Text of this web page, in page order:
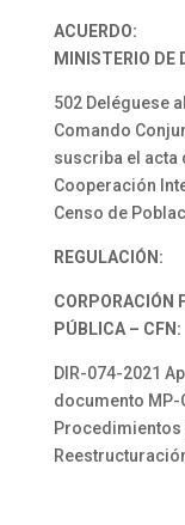
ACUERDO:
MINISTERIO DE
502 Deléguese
Comando
suscriba el acta
Cooperación
Censo de
REGULACIÓN:
CORPORACIÓN
PÚBLICA – CFN:
DIR-074-2021
documento MP-
Procedimientos